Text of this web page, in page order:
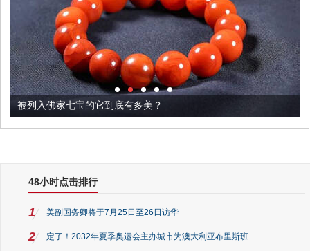
被列入佛家七宝的它到底有多美？
48小时点击排行
1 美副国务卿将于7月25日至26日访华
2 定了！2032年夏季奥运会主办城市为澳大利亚布里斯班